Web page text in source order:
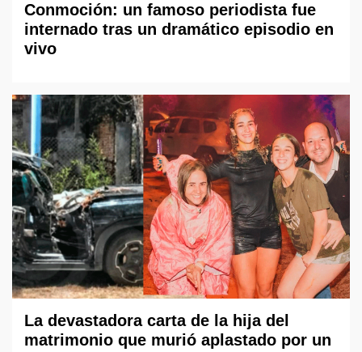
Conmoción: un famoso periodista fue
internado tras un dramático episodio en
vivo
La devastadora carta de la hija del
matrimonio que murió aplastado por un